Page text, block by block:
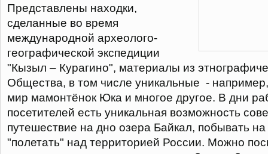
Представлены находки,
сделанные во время
международной археолого-
географической экспедиции
"Кызыл – Курагино", материалы из
Общества, в том числе уникальные -
мир мамонтёнок Юка и многое другое. В дни
посетителей есть уникальная возможность
путешествие на дно озера Байкал, побывать
"полетать" над территорией России. Можно